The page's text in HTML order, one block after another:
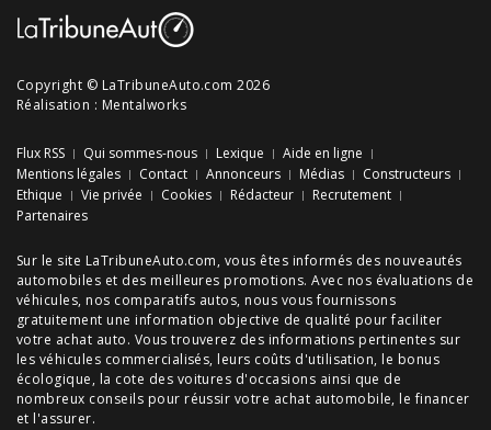
Copyright © LaTribuneAuto.com 2026
Réalisation : Mentalworks
Flux RSS Qui sommes-nous Lexique
Aide en ligne
Mentions légales
Contact Annonceurs Médias
Constructeurs
Ethique
Vie privée Cookies Rédacteur
Recrutement
Partenaires
Sur le site LaTribuneAuto.com, vous êtes informés des nouveautés
automobiles et des meilleures promotions. Avec nos évaluations de
véhicules, nos comparatifs autos, nous vous fournissons
gratuitement une information objective de qualité pour faciliter
votre achat auto. Vous trouverez des informations pertinentes sur
les véhicules commercialisés, leurs coûts d'utilisation, le bonus
écologique, la cote des voitures d'occasions ainsi que de
nombreux conseils pour réussir votre achat automobile, le financer
et l'assurer.